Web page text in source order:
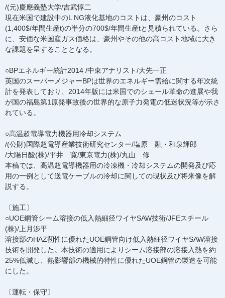
/(元)慶應義塾大学/吉武惇二
現在米国で建設中のL NG液化基地のコストは、豪州のコスト
(1,400$/年間生産t)の半分の700$/年間生産tと見積られている。さら
に、安価な米国産ガス価格は、豪州やその他の高コスト地域に大き
な課題を呈することとなる。
○BPエネルギー統計2014 /中東アナリスト/大先一正
英国のスーパーメジャーBPは世界のエネルギー需給に関する年次統
計を発表しており、2014年版には米国でのシェール革命の進展や我
が国の福島第1原発事故後の世界的な原子力発電の低迷状況等が示さ
れている。
○高温超電導電力機器用冷却システム
/(公財)国際超電導産業技術研究センター/塩原 融・和泉輝郎
/大陽日酸(株)/平井 寛/東京電力(株)/丸山 修
本稿では、高温超電導機器用の冷凍機・冷却システムの開発及び応
用の一例として送電ケーブルの冷却に関しての現状及び将来像を解
説する。
〔施工〕
○UOE鋼管シーム溶接の低入熱細径ワイヤSAW技術/JFEスチール
(株)/上月渉平
溶接部のHAZ靭性に優れたUOE鋼管向け低入熱細径ワイヤSAW溶接
技術を開発した。本技術の適用によりシーム溶接部の溶接入熱を約
25%低減し、熱影響部の機械的特性に優れたUOE鋼管の製造を可能
にした。
〔運転・保守〕